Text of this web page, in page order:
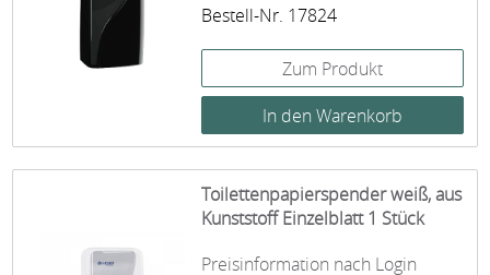
Bestell-Nr. 17824
Zum Produkt
Toilettenpapierspender weiß, aus
Kunststoff Einzelblatt 1 Stück
Preisinformation nach Login